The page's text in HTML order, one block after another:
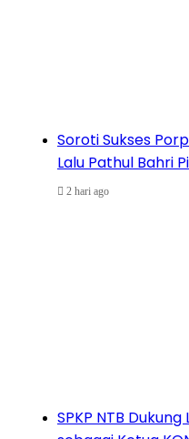
Soroti Sukses
Lalu Pathul Bahri
2 hari ago
SPKP NTB